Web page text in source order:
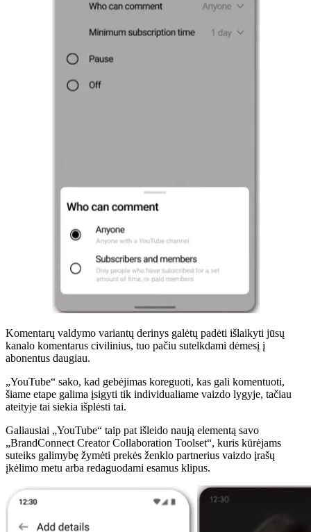
Komentarų valdymo variantų derinys galėtų padėti išlaikyti jūsų
kanalo komentarus civilinius, tuo pačiu sutelkdami dėmesį į
abonentus daugiau.
„YouTube“ sako, kad gebėjimas koreguoti, kas gali komentuoti,
šiame etape galima įsigyti tik individualiame vaizdo lygyje, tačiau
ateityje tai siekia išplėsti tai.
Galiausiai „YouTube“ taip pat išleido naują elementą savo
„BrandConnect Creator Collaboration Toolset“, kuris kūrėjams
suteiks galimybę žymėti prekės ženklo partnerius vaizdo įrašų
įkėlimo metu arba redaguodami esamus klipus.